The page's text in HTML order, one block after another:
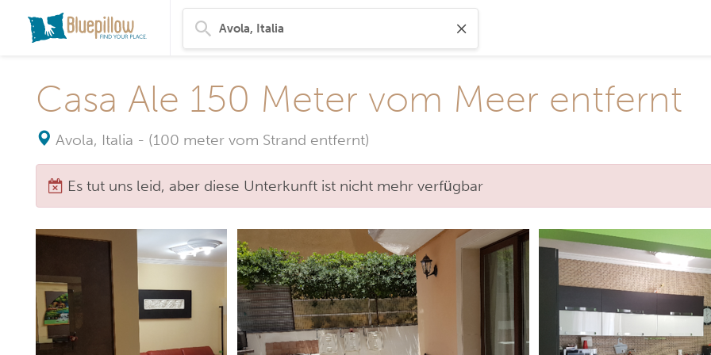
Casa Ale 150 Meter vom Meer entfernt
Avola, Italia - (100 meter vom Strand entfernt)
Es tut uns leid, aber diese Unterkunft ist nicht mehr verfügbar